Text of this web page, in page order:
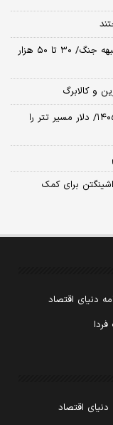
ادعای زلنسکی درباره اعزام سربازان کره شمالی به جبهه جنگ/ ۳۰ تا ۵۰ هزار
و کالابرگ
پیش‌بینی قیمت طلا، دلار و سکه امروز 18 مرداد ۱۴۰۵/ دلار مسیر تتر را
برای کمک
دنیای اقتصاد
اقتصاد